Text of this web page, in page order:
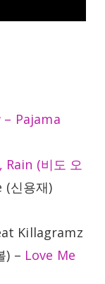
– Pajama
(비도 오
신용재)
Killagramz
) – Love Me